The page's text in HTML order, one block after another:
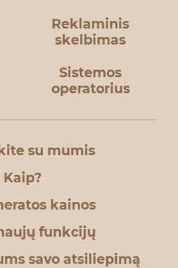
Reklaminis
skelbimas
Sistemos
operatorius
su mumis
Kaip?
kainos
funkcijų
savo atsiliepimą